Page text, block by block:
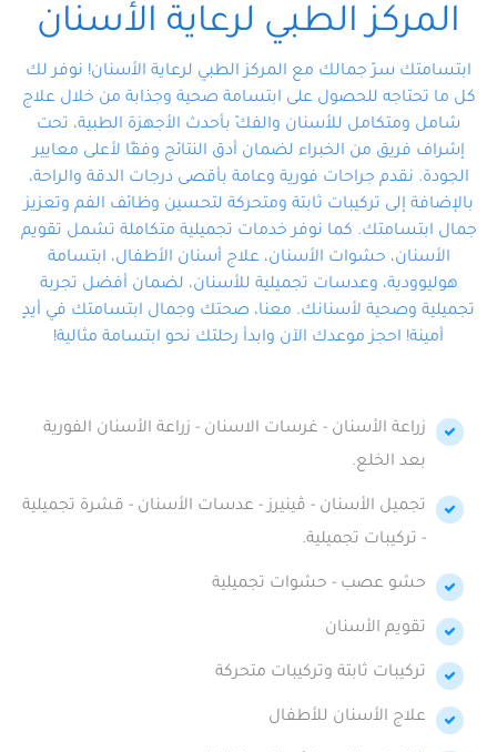
وتضمن لك حلاً شاملًا لجميع
المتخصص ذوي الخبرة، ستجد نفسك
في أيد أمينة تلبي احتياجاتك بكل
احترافية ودقة.
المركز الطبي لرعاية الأسنان
ابتسامتك سرّ جمالك مع المركز الطبي لرعاية الأسنان! نوفر لك
كل ما تحتاجه للحصول على ابتسامة صحية وجذابة من خلال علاج
شامل ومتكامل للأسنان والفكّ بأحدث الأجهزة الطبية، تحت
إشراف فريق من الخبراء لضمان أدق النتائج وفقًا لأعلى معايير
الجودة. نقدم جراحات فورية وعامة بأقصى درجات الدقة والراحة،
بالإضافة إلى تركيبات ثابتة ومتحركة لتحسين وظائف الفم وتعزيز
جمال ابتسامتك. كما نوفر خدمات تجميلية متكاملة تشمل تقويم
الأسنان، حشوات الأسنان، علاج أسنان الأطفال، ابتسامة
هوليوودية، وعدسات تجميلية للأسنان، لضمان أفضل تجربة
تجميلية وصحية لأسنانك. معنا، صحتك وجمال ابتسامتك في أيدٍ
أمينة! احجز موعدك الآن وابدأ رحلتك نحو ابتسامة مثالية!
زراعة الأسنان - غرسات الاسنان - زراعة الأسنان الفورية
بعد الخلع.
تجميل الأسنان - ڤينيرز - عدسات الأسنان - قشرة تجميلية
- تركيبات تجميلية.
حشو عصب - حشوات تجميلية
تقويم الأسنان
تركيبات ثابتة وتركيبات متحركة
علاج الأسنان للأطفال